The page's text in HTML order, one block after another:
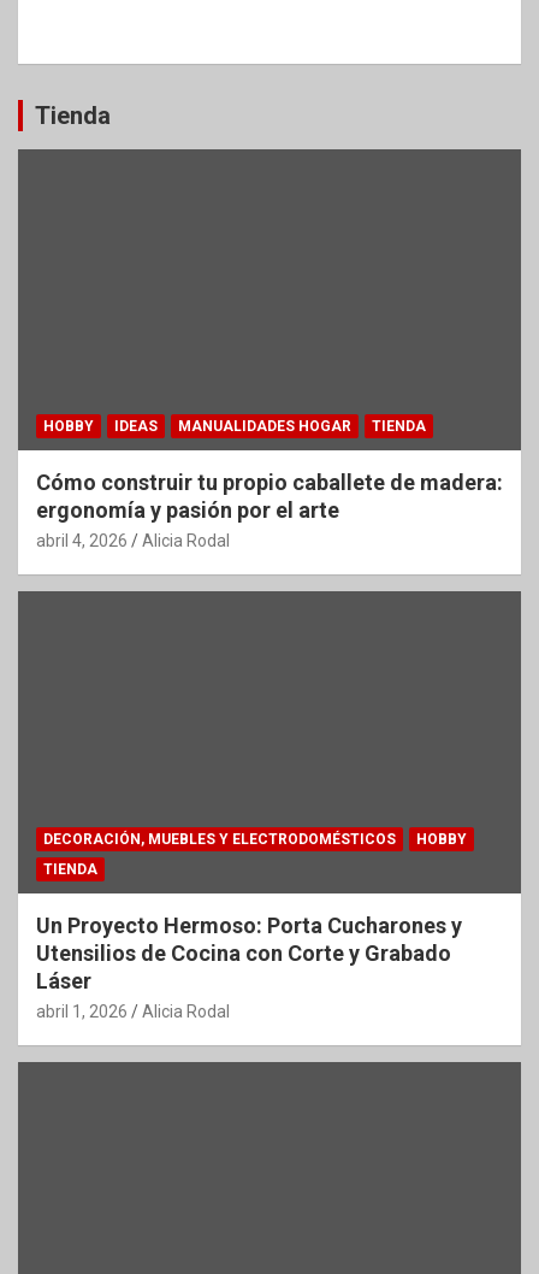
Tienda
HOBBY IDEAS MANUALIDADES HOGAR TIENDA
Cómo construir tu propio caballete de madera:
ergonomía y pasión por el arte
abril 4, 2026 Alicia Rodal
DECORACIÓN, MUEBLES Y ELECTRODOMÉSTICOS
HOBBY
TIENDA
Un Proyecto Hermoso: Porta Cucharones y
Utensilios de Cocina con Corte y Grabado
Láser
abril 1, 2026 Alicia Rodal